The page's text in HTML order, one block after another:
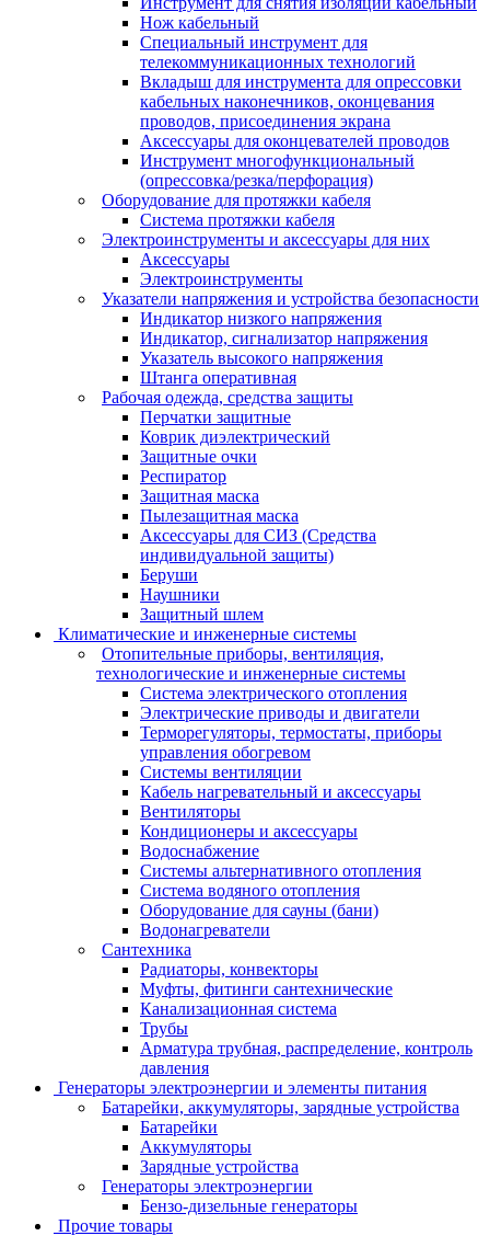
Нож кабельный
Специальный инструмент для
телекоммуникационных технологий
Вкладыш для инструмента для опрессовки
кабельных наконечников, оконцевания
проводов, присоединения экрана
Аксессуары для оконцевателей проводов
Инструмент многофункциональный
(опрессовка/резка/перфорация)
Оборудование для протяжки кабеля
Система протяжки кабеля
Электроинструменты и аксессуары для них
Аксессуары
Электроинструменты
Указатели напряжения и устройства безопасности
Индикатор низкого напряжения
Индикатор, сигнализатор напряжения
Указатель высокого напряжения
Штанга оперативная
Рабочая одежда, средства защиты
Перчатки защитные
Коврик диэлектрический
Защитные очки
Респиратор
Защитная маска
Пылезащитная маска
Аксессуары для СИЗ (Средства
индивидуальной защиты)
Беруши
Наушники
Защитный шлем
Климатические и инженерные системы
Отопительные приборы, вентиляция,
технологические и инженерные системы
Система электрического отопления
Электрические приводы и двигатели
Терморегуляторы, термостаты, приборы
управления обогревом
Системы вентиляции
Кабель нагревательный и аксессуары
Вентиляторы
Кондиционеры и аксессуары
Водоснабжение
Системы альтернативного отопления
Система водяного отопления
Оборудование для сауны (бани)
Водонагреватели
Сантехника
Радиаторы, конвекторы
Муфты, фитинги сантехнические
Канализационная система
Трубы
Арматура трубная, распределение, контроль
давления
Генераторы электроэнергии и элементы питания
Батарейки, аккумуляторы, зарядные устройства
Батарейки
Аккумуляторы
Зарядные устройства
Генераторы электроэнергии
Бензо-дизельные генераторы
Прочие товары